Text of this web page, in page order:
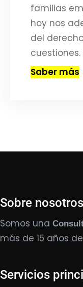
familias
hoy nos
del
Saber más
Sobre nosotros
Somos una
más de 15 años
Servicios